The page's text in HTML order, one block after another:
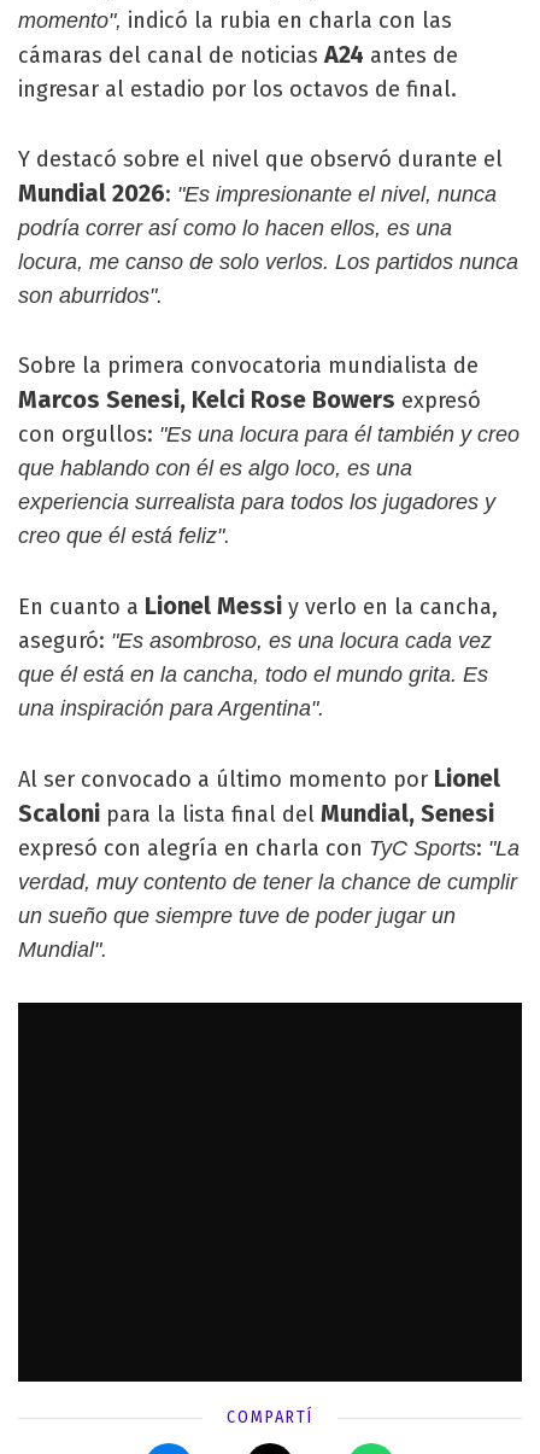
momento", indicó la rubia en charla con las
cámaras del canal de noticiasA24 antes de
ingresar al estadio por los octavos de final.
Y destacó sobre el nivel que observó durante el
Mundial 2026: "Es impresionante el nivel, nunca
podría correr así como lo hacen ellos, es una
locura, me canso de solo verlos. Los partidos nunca
son aburridos".
Sobre la primera convocatoria mundialista de
Marcos Senesi, Kelci Rose Bowers expresó
con orgullos: "Es una locura para él también y creo
que hablando con él es algo loco, es una
experiencia surrealista para todos los jugadores y
creo que él está feliz".
En cuanto a Lionel Messi y verlo en la cancha,
aseguró: "Es asombroso, es una locura cada vez
que él está en la cancha, todo el mundo grita. Es
una inspiración para Argentina".
Al ser convocado a último momento por Lionel
Scaloni para la lista final del Mundial, Senesi
expresó con alegría en charla con TyC Sports: "La
verdad, muy contento de tener la chance de cumplir
un sueño que siempre tuve de poder jugar un
Mundial".
COMPARTÍ